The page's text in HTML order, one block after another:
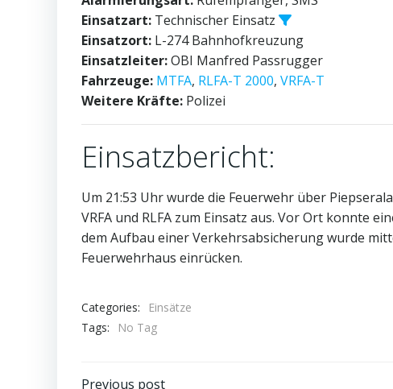
Einsatzart: Technischer Einsatz
Einsatzort: L-274 Bahnhofkreuzung
Einsatzleiter:OBI Manfred Passrugger
Fahrzeuge: MTFA, RLFA-T 2000, VRFA-T
Weitere Kräfte: Polizei
Einsatzbericht:
Um 21:53 Uhr wurde die Feuerwehr über
VRFA und RLFA zum Einsatz aus. Vor Ort konnte
dem Aufbau einer Verkehrsabsicherung wurde
Feuerwehrhaus einrücken.
Categories:
Einsätze
Tags:
No Tag
Previous post